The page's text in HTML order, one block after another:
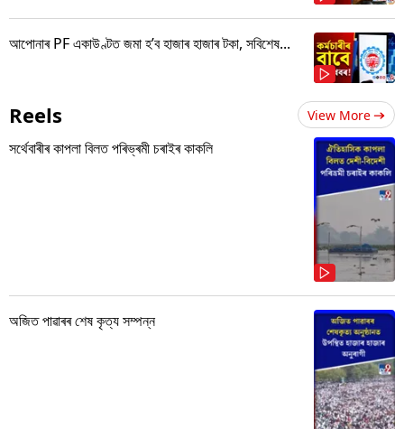
আপোনাৰ PF একাউণ্টত জমা হ’ব হাজাৰ হাজাৰ টকা, সবিশেষ...
Reels View More
সৰ্থেবাৰীৰ কাপলা বিলত পৰিভ্ৰমী চৰাইৰ কাকলি
অজিত পাৱাৰৰ শেষ কৃত্য সম্পন্ন